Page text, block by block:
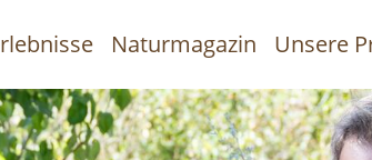
Direkt
zum
Naturmagazin Unsere